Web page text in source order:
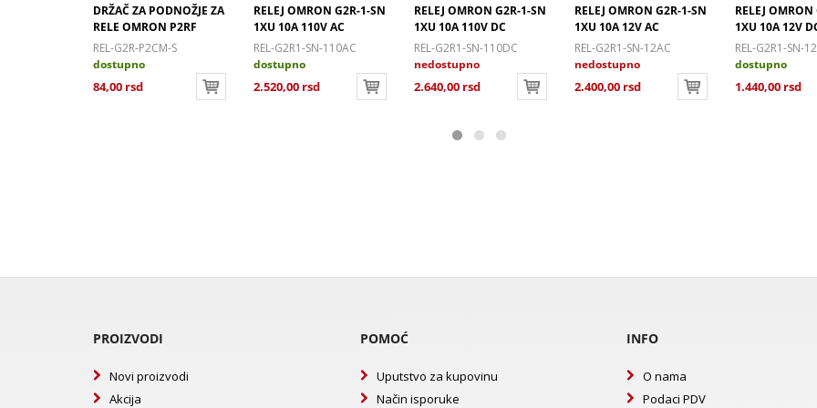
DRŽAČ ZA PODNOŽJE ZA
RELE OMRON P2RF
REL-G2R-P2CM-S
dostupno
84,00 rsd
RELEJ OMRON G2R-1-SN
1XU 10A 110V AC
REL-G2R1-SN-110AC
dostupno
2.520,00 rsd
RELEJ OMRON G2R-1-SN
1XU 10A 110V DC
REL-G2R1-SN-110DC
nedostupno
2.640,00 rsd
RELEJ OMRON G2R-1-SN
1XU 10A 12V AC
REL-G2R1-SN-12AC
nedostupno
2.400,00 rsd
RELEJ OMRON
1XU 10A 12V
REL-G2R1-SN-
dostupno
1.440,00 rsd
PROIZVODI
Novi proizvodi
Akcija
POMOĆ
Uputstvo za kupovinu
Način isporuke
INFO
O nama
Podaci PDV